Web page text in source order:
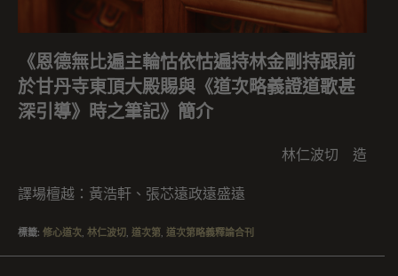
《恩德無比遍主輪怙依怙遍持林金剛持跟前
於甘丹寺東頂大殿賜與《道次略義證道歌甚
深引導》時之筆記》簡介
林仁波切 造
譯場檀越：黃浩軒、張芯遠政遠盛遠
標籤: 修心道次 林仁波切 道次第 道次第略義釋論合刊